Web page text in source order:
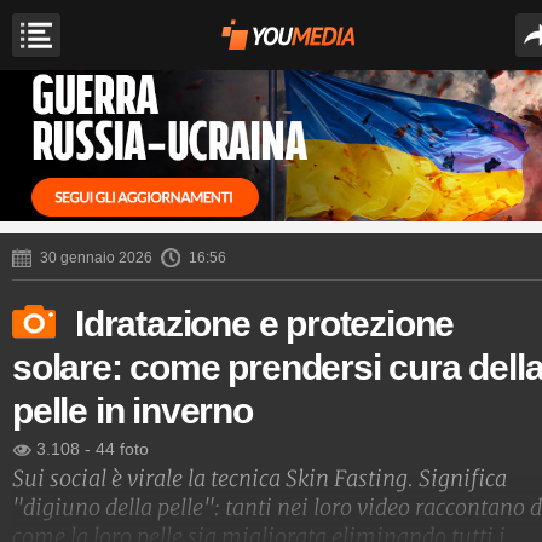
30 gennaio 2026 16:56
Idratazione e protezione
solare: come prendersi cura
pelle in inverno
3.108 - 44 foto
Sui social è virale la tecnica Skin Fasting. Significa
"digiuno della pelle": tanti nei loro video raccontano
come la loro pelle sia migliorata eliminando tutti i